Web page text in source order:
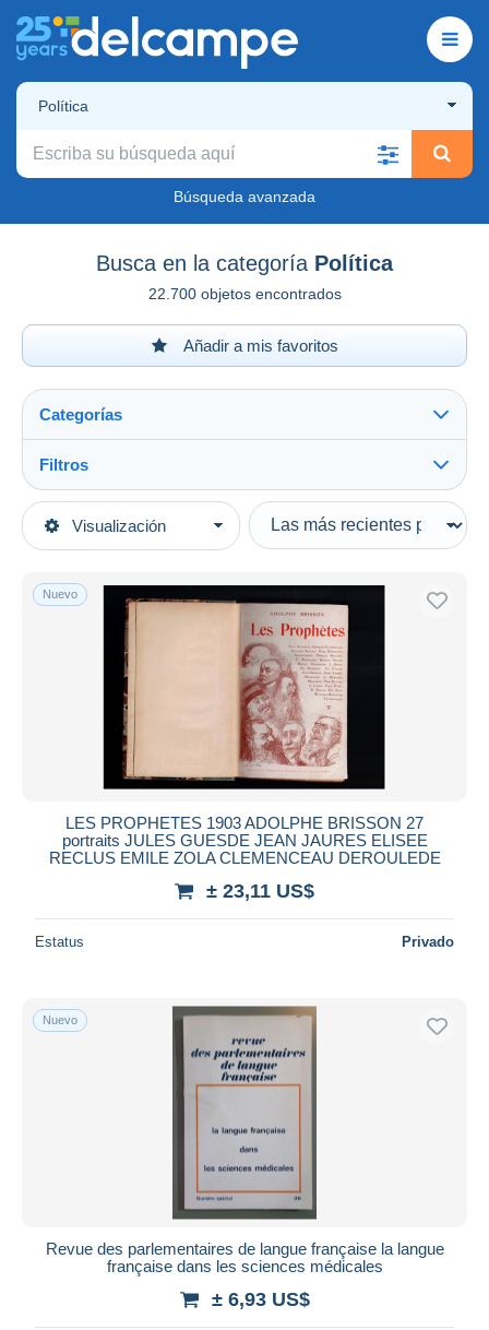
Política
Búsqueda avanzada
Busca en la categoría Política
22.700 objetos encontrados
Añadir a mis favoritos
Visualización
Categorías
Categorías principales
Francés
Filtros
Tipo de venta
Activas
Precios fijos
Subasta con ofertas
Subastas sin pujas
Casa de subastas
Vendidos
Todas las duraciones
Cerrando dentro
de
horas
De US$
Envío gratis
Bancontact
Maestro
Nuevo
LES PROPHETES 1903 ADOLPHE BRISSON 27
portraits JULES GUESDE JEAN JAURES ELISEE
RECLUS EMILE ZOLA CLEMENCEAU DEROULEDE
± 23,11 US$
Estatus Privado
Nuevo
Revue des parlementaires de langue française la langue
française dans les sciences médicales
± 6,93 US$